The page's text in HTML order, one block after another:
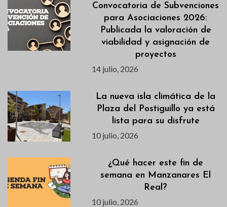
Convocatoria de Subvenciones
para Asociaciones 2026:
Publicada la valoración de
viabilidad y asignación de
proyectos
14 julio, 2026
La nueva isla climática de la
Plaza del Postiguillo ya está
lista para su disfrute
10 julio, 2026
¿Qué hacer este fin de
semana en Manzanares El
Real?
10 julio, 2026